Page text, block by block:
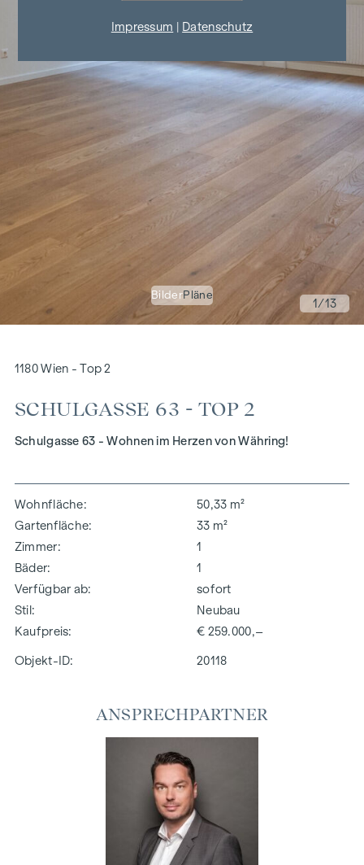
BilderPläne
1/13
1180 Wien - Top 2
SCHULGASSE 63 - TOP 2
Schulgasse 63 - Wohnen im Herzen von Währing!
Wohnfläche
50,33 m²
Gartenfläche
33 m²
Zimmer
1
Bäder
1
Verfügbar ab
sofort
Stil
Neubau
Kaufpreis
€ 259.000,–
Objekt-ID: 20118
ANSPRECHPARTNER
Impressum Datenschutz